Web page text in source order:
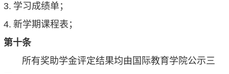
3. 学习成绩单；
4. 新学期课程表；
第十条
所有奖助学金评定结果均由国际教育学院公示三